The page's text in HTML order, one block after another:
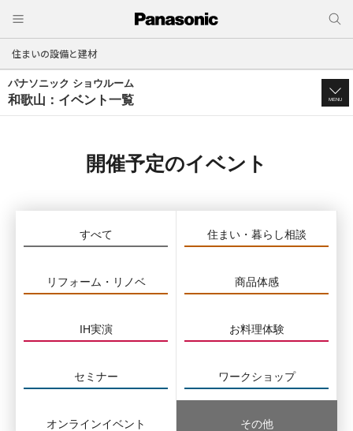
住まいの設備と建材
パナソニック ショウルーム
和歌山：イベント一覧 MENU
開催予定のイベント
すべて 住まい・暮らし相談
リフォーム・リノベ 商品体感
IH実演 お料理体験
セミナー ワークショップ
オンラインイベント その他